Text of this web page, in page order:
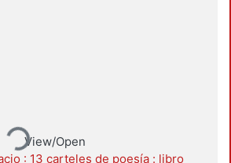
View/Open
: 13 carteles de poesía : libro